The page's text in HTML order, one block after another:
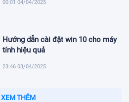
00:01 04/04/2025
Hướng dẫn cài đặt win 10 cho máy
tính hiệu quả
23:46 03/04/2025
XEM THÊM